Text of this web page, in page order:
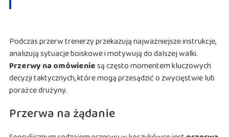
Podczas przerw trenerzy przekazują najważniejsze instrukcje,
analizują sytuacje boiskowe i motywują do dalszej walki.
Przerwy na omówieniesą często momentem kluczowych
decyzji taktycznych, które mogą przesądzić o zwycięstwie lub
porażce drużyny.
Przerwa na żądanie